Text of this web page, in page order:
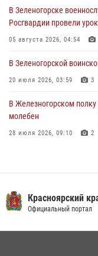
Военнослужащие
познакомили
03 августа 2026, 13:12
В Зеленогорске
Росгвардии провели
05 августа 2026, 04:54
В Зеленогорской
20 июля 2026, 03:59 3
В Железногорском
молебен
28 июля 2026, 09:10 2
10 июля 2026, 06:18 4
Военнослужащие
Росгвардии получили
Красноярский
Официальный портал